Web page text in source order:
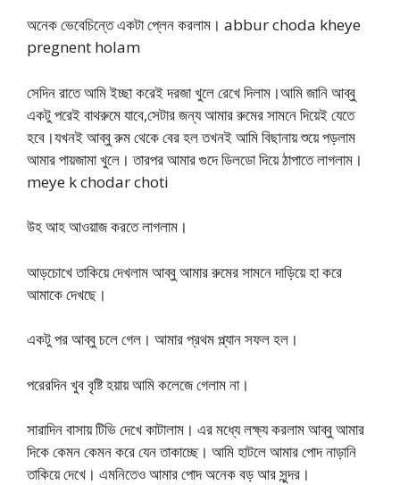
অনেক ভেবেচিন্তে একটা প্লেন করলাম। abbur choda kheye
pregnent holam
সেদিন রাতে আমি ইচ্ছা করেই দরজা খুলে রেখে দিলাম।আমি জানি আব্বু
একটু পরেই বাথরুমে যাবে,সেটার জন্য আমার রুমের সামনে দিয়েই যেতে
হবে।যখনই আব্বু রুম থেকে বের হল তখনই আমি বিছানায় শুয়ে পড়লাম
আমার পায়জামা খুলে। তারপর আমার গুদে ডিলডো দিয়ে ঠাপাতে লাগলাম।
meye k chodar choti
উহ আহ আওয়াজ করতে লাগলাম।
আড়চোখে তাকিয়ে দেখলাম আব্বু আমার রুমের সামনে দাড়িয়ে হা করে
আমাকে দেখছে।
একটু পর আব্বু চলে গেল। আমার প্রথম প্ল্যান সফল হল।
পরেরদিন খুব বৃষ্টি হয়ায় আমি কলেজে গেলাম না।
সারাদিন বাসায় টিভি দেখে কাটালাম। এর মধ্যে লক্ষ্য করলাম আব্বু আমার
দিকে কেমন কেমন করে যেন তাকাচ্ছে। আমি হাটলে আমার পোদ নাড়ানি
তাকিয়ে দেখে। এমনিতেও আমার পোদ অনেক বড় আর সুন্দর।